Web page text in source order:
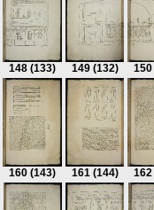
148 (133) 149 (132) 150
160 (143) 161 (144) 162